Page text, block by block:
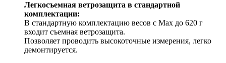
Легкосъемная ветрозащита в стандартной
комплектации:
В стандартную комплектацию весов с Max до 620 г
входит съемная ветрозащита.
Позволяет проводить высокоточные измерения, легко
демонтируется.